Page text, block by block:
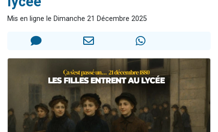
Mis en ligne le Dimanche 21 Décembre 2025